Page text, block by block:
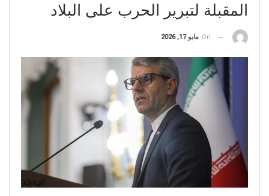
المقبلة لتبرير الحرب على البلاد
On مايو 17, 2026